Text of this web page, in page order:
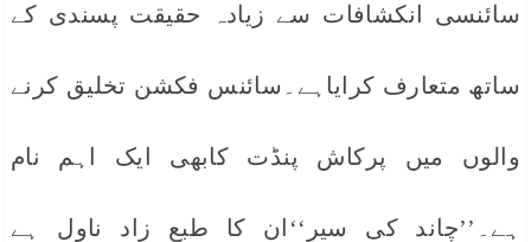
سائنسی انکشافات سے زیادہ حقیقت پسندی کے
ساتھ متعارف کرایاہے۔سائنس فکشن تخلیق کرنے
والوں میں پرکاش پنڈت کابھی ایک اہم نام
ہے۔’’چاند کی سیر‘‘ان کا طبع زاد ناول ہے